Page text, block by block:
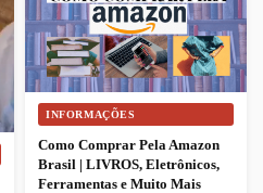
INFORMAÇÕES
Como Comprar Pela Amazon
Brasil | LIVROS, Eletrônicos,
Ferramentas e Muito Mais